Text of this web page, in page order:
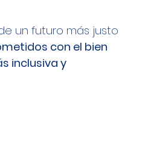
un futuro más justo
con el bien
inclusiva y